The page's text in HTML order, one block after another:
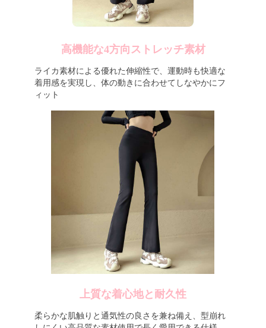
高機能な4方向ストレッチ素材
ライカ素材による優れた伸縮性で、運動時も快適な
着用感を実現し、体の動きに合わせてしなやかにフ
ィット
上質な着心地と耐久性
柔らかな肌触りと通気性の良さを兼ね備え、型崩れ